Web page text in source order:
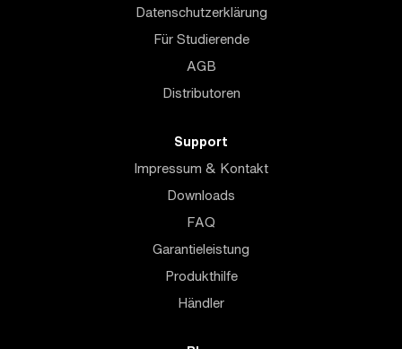
Datenschutzerklärung
Für Studierende
AGB
Distributoren
Support
Impressum & Kontakt
Downloads
FAQ
Garantieleistung
Produkthilfe
Händler